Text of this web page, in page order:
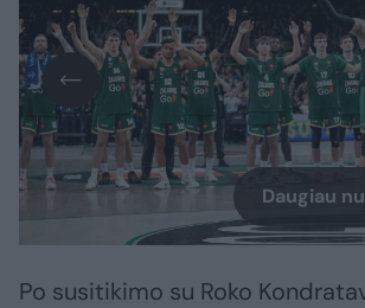
Daugiau
Po susitikimo su Roko